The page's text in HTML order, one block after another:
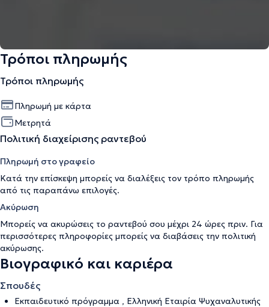
Τρόποι πληρωμής
Τρόποι πληρωμής
Πληρωμή με κάρτα
Μετρητά
Πολιτική διαχείρισης ραντεβού
Πληρωμή στο γραφείο
Κατά την επίσκεψη μπορείς να διαλέξεις τον τρόπο πληρωμής
από τις παραπάνω επιλογές.
Ακύρωση
Μπορείς να ακυρώσεις το ραντεβού σου μέχρι 24 ώρες πριν. Για
περισσότερες πληροφορίες μπορείς να διαβάσεις την πολιτική
ακύρωσης.
Βιογραφικό και καριέρα
Σπουδές
Εκπαιδευτικό πρόγραμμα , Ελληνική Εταιρία Ψυχαναλυτικής